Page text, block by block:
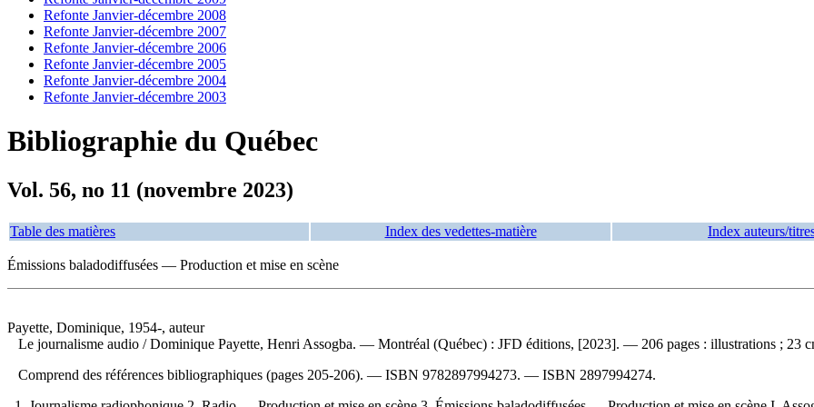
Refonte Janvier-décembre 2008
Refonte Janvier-décembre 2007
Refonte Janvier-décembre 2006
Refonte Janvier-décembre 2005
Refonte Janvier-décembre 2004
Refonte Janvier-décembre 2003
Bibliographie du Québec
Vol. 56, no 11 (novembre 2023)
Table des matières Index des vedettes-matière Index auteurs/
Émissions baladodiffusées — Production et mise en scène
Payette, Dominique, 1954-, auteur
Le journalisme audio / Dominique Payette, Henri Assogba. — Montréal (Québec) : JFD éditions, [2023]. — 206 pages : illustrations ; 23
Comprend des références bibliographiques (pages 205-206). — ISBN 9782897994273. — ISBN 2897994274.